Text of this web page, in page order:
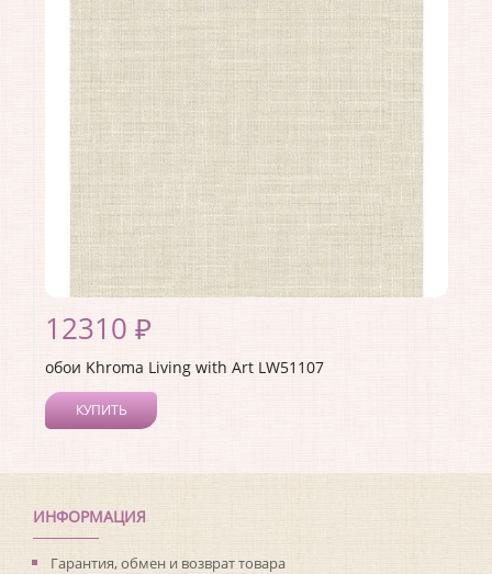
Материал покрытия: Виниловое
Страна: США
Материал основы: Флизелин
Раппорт:<>
12310 ₽
обои Khroma Living with Art LW51107
КУПИТЬ
Длина рулона:
8.23
Ширина рулона: 0.68
Материал покрытия:Виниловое
Страна:США
ИНФОРМАЦИЯ
Гарантия, обмен и возврат товара